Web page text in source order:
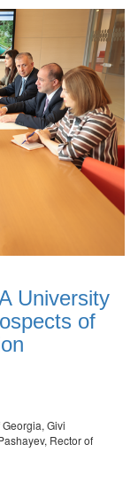
University
of
Givi
Rector of